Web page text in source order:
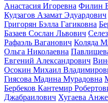
Анастасия Игоревна Филин
Кудзагов Азамат Эдуардович
Григорян Бэлла Гагиковна
Базаев Сослан Львович
Рафаэль Ваганович Коляда
Ольга Николаевна
Евгений Александрович
Осокин Михаил
Гиясова Мадина Мурадовна
Бербеков Кантемир
Джабраилович Хугаева